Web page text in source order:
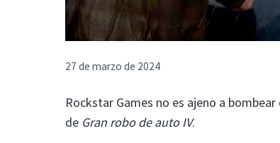
27 de marzo de 2024
Rockstar Games no es ajeno a
de Gran robo de auto IV.